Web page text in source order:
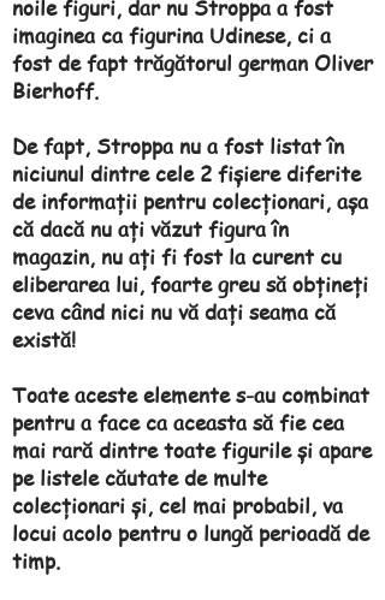
noile figuri, dar nu Stroppa a fost
imaginea ca figurina Udinese, ci a
fost de fapt trăgătorul german Oliver
Bierhoff.
De fapt, Stroppa nu a fost listat în
niciunul dintre cele 2 fișiere diferite
de informații pentru colecționari, așa
că dacă nu ați văzut figura în
magazin, nu ați fi fost la curent cu
eliberarea lui, foarte greu să obțineți
ceva când nici nu vă dați seama că
există!
Toate aceste elemente s-au combinat
pentru a face ca aceasta să fie cea
mai rară dintre toate figurile și apare
pe listele căutate de multe
colecționari și, cel mai probabil, va
locui acolo pentru o lungă perioadă de
timp.